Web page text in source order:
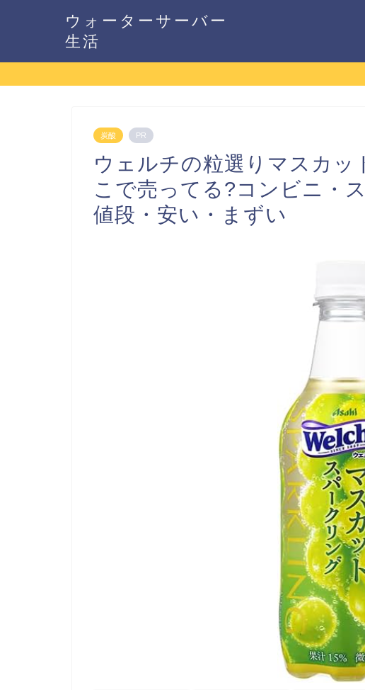
ウォーターサーバー
生活
炭酸 PR
ウェルチの粒選りマスカッ
こで売ってる?コンビニ・
値段・安い・まずい